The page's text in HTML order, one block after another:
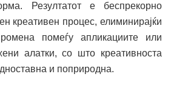
Резултатот е беспрекорно
креативен процес, елиминирајќи
помеѓу апликациите или
алатки, со што креативноста
и поприродна.